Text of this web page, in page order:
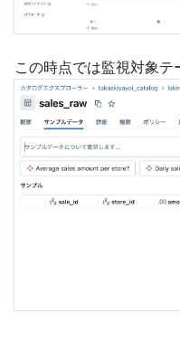
この時点では監視対象テ